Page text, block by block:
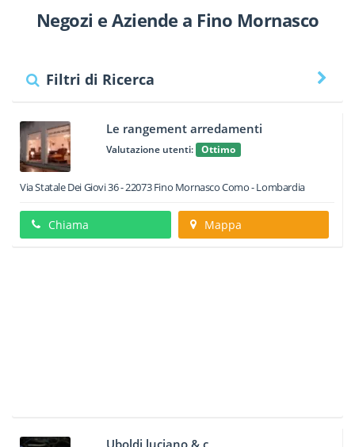
Negozi e Aziende a Fino Mornasco
Filtri di Ricerca
Le rangement arredamenti
Valutazione utenti: Ottimo
Via Statale Dei Giovi 36-22073 Fino MornascoComo -Lombardia
Chiama Mappa
Uboldi luciano & c